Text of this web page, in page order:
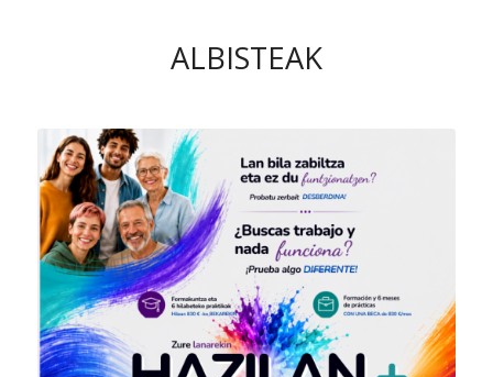
ALBISTEAK